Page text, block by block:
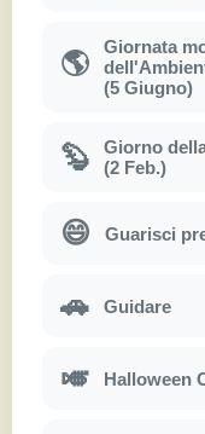
🌎
Giornata
(5 Giugno)
🦫
Giorno
(2 Feb.)
😄 Guarisci
🚗 Guidare
🎺 Halloween